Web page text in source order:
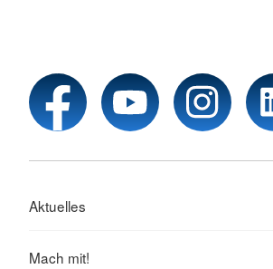
Aktuelles
Mach mit!